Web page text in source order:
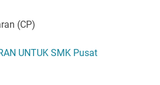
(CP)
UNTUK SMK Pusat